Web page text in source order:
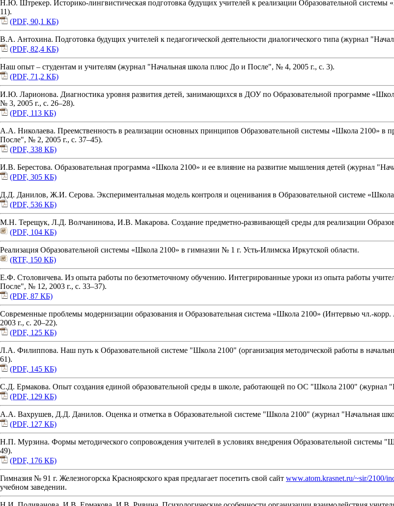
Н.Ю. Штрекер. Историко-лингвистическая подготовка будущих учителей к реализации Образовательной
11).
(PDF, 90,1 КБ)
В.А. Антохина. Подготовка будущих учителей к педагогической деятельности диалогического типа (журнал
(PDF, 82,4 КБ)
Наш опыт – студентам и учителям (журнал "Начальная школа плюс До и После", № 4, 2005 г., с. 3).
(PDF, 71,2 КБ)
И.Ю. Ларионова. Диагностика уровня развития детей, занимающихся в ДОУ по Образовательной программе
№ 3, 2005 г., с. 26–28).
(PDF, 113 КБ)
А.А. Николаева. Преемственность в реализации основных принципов Образовательной системы «Школа 2100» в
После", № 2, 2005 г., с. 37–45).
(PDF, 338 КБ)
И.В. Берестова. Образовательная программа «Школа 2100» и ее влияние на развитие мышления детей (журнал
(PDF, 305 КБ)
Д.Д. Данилов, Ж.И. Серова. Экспериментальная модель контроля и оценивания в Образовательной системе
(PDF, 536 КБ)
М.Н. Терещук, Л.Д. Волчанинова, И.В. Макарова. Создание предметно-развивающей среды для реализации
(PDF, 104 КБ)
Реализация Образовательной системы «Школа 2100» в гимназии № 1 г. Усть-Илимска Иркутской области.
(RTF, 150 КБ)
Е.Ф. Столовичева. Из опыта работы по безотметочному обучению. Интегрированные уроки из опыта работы
После", № 12, 2003 г., с. 33–37).
(PDF, 87 КБ)
Современные проблемы модернизации образования и Образовательная система «Школа 2100» (Интервью чл.-
2003 г., с. 20–22).
(PDF, 125 КБ)
Л.А. Филиппова. Наш путь к Образовательной системе "Школа 2100" (организация методической работы в
61).
(PDF, 145 КБ)
С.Д. Ермакова. Опыт создания единой образовательной среды в школе, работающей по ОС "Школа 2100" (журнал
(PDF, 129 КБ)
А.А. Вахрушев, Д.Д. Данилов. Оценка и отметка в Образовательной системе "Школа 2100" (журнал "Начальная
(PDF, 127 КБ)
Н.П. Мурзина. Формы методического сопровождения учителей в условиях внедрения Образовательной
49).
(PDF, 176 КБ)
Гимназия № 91 г. Железногорска Красноярского края предлагает посетить свой сайт www.atom.krasnet.ru/~sir/2100/
учебном заведении.